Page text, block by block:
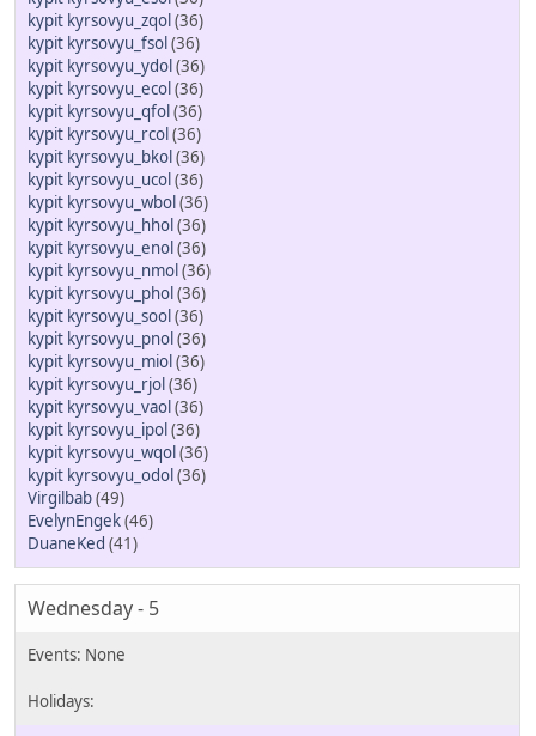
kypit kyrsovyu_zqol(36)
kypit kyrsovyu_fsol(36)
kypit kyrsovyu_ydol(36)
kypit kyrsovyu_ecol(36)
kypit kyrsovyu_qfol(36)
kypit kyrsovyu_rcol(36)
kypit kyrsovyu_bkol(36)
kypit kyrsovyu_ucol(36)
kypit kyrsovyu_wbol(36)
kypit kyrsovyu_hhol(36)
kypit kyrsovyu_enol(36)
kypit kyrsovyu_nmol(36)
kypit kyrsovyu_phol(36)
kypit kyrsovyu_sool(36)
kypit kyrsovyu_pnol(36)
kypit kyrsovyu_miol(36)
kypit kyrsovyu_rjol(36)
kypit kyrsovyu_vaol(36)
kypit kyrsovyu_ipol(36)
kypit kyrsovyu_wqol(36)
kypit kyrsovyu_odol(36)
Virgilbab(49)
EvelynEngek(46)
DuaneKed (41)
Wednesday - 5